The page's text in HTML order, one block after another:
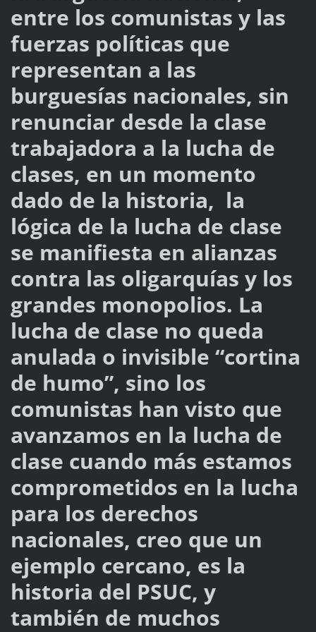
entre los comunistas y las
fuerzas políticas que
representan a las
burguesías nacionales, sin
renunciar desde la clase
trabajadora a la lucha de
clases, en un momento
dado de la historia, la
lógica de la lucha de clase
se manifiesta en alianzas
contra las oligarquías y los
grandes monopolios. La
lucha de clase no queda
anulada o invisible “cortina
de humo”, sino los
comunistas han visto que
avanzamos en la lucha de
clase cuando más estamos
comprometidos en la lucha
para los derechos
nacionales, creo que un
ejemplo cercano, es la
historia del PSUC, y
también de muchos